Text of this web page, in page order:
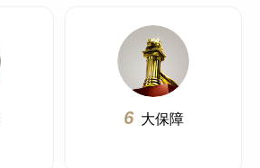
6 大保障